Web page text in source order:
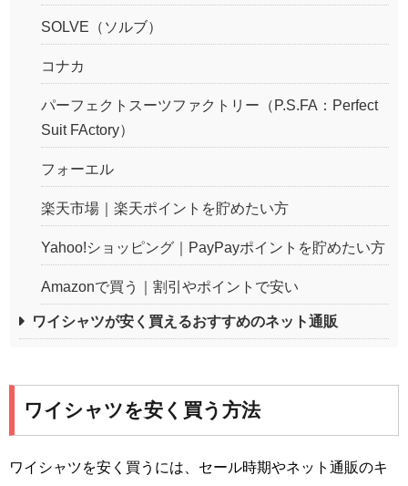
SOLVE（ソルブ）
コナカ
パーフェクトスーツファクトリー（P.S.FA：Perfect
Suit FActory）
フォーエル
楽天市場｜楽天ポイントを貯めたい方
Yahoo!ショッピング｜PayPayポイントを貯めたい方
Amazonで買う｜割引やポイントで安い
ワイシャツが安く買えるおすすめのネット通販
ワイシャツを安く買う方法
ワイシャツを安く買うには、セール時期やネット通販のキ